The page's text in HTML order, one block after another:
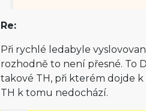
Re:
Při rychlé ledabyle
rozhodně to není přesné. To
takové TH, při kterém dojde
TH k tomu nedochází.